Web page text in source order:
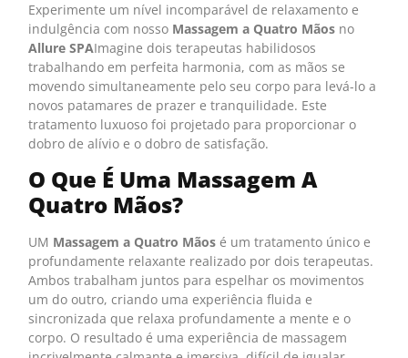
Experimente um nível incomparável de relaxamento e
indulgência com nosso Massagem a Quatro Mãos no
Allure SPAImagine dois terapeutas habilidosos
trabalhando em perfeita harmonia, com as mãos se
movendo simultaneamente pelo seu corpo para levá-lo a
novos patamares de prazer e tranquilidade. Este
tratamento luxuoso foi projetado para proporcionar o
dobro de alívio e o dobro de satisfação.
O Que É Uma Massagem A
Quatro Mãos?
UM Massagem a Quatro Mãos é um tratamento único e
profundamente relaxante realizado por dois terapeutas.
Ambos trabalham juntos para espelhar os movimentos
um do outro, criando uma experiência fluida e
sincronizada que relaxa profundamente a mente e o
corpo. O resultado é uma experiência de massagem